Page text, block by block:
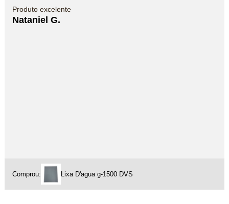
Produto excelente
Nataniel G.
Comprou: Lixa D'agua g-1500 DVS